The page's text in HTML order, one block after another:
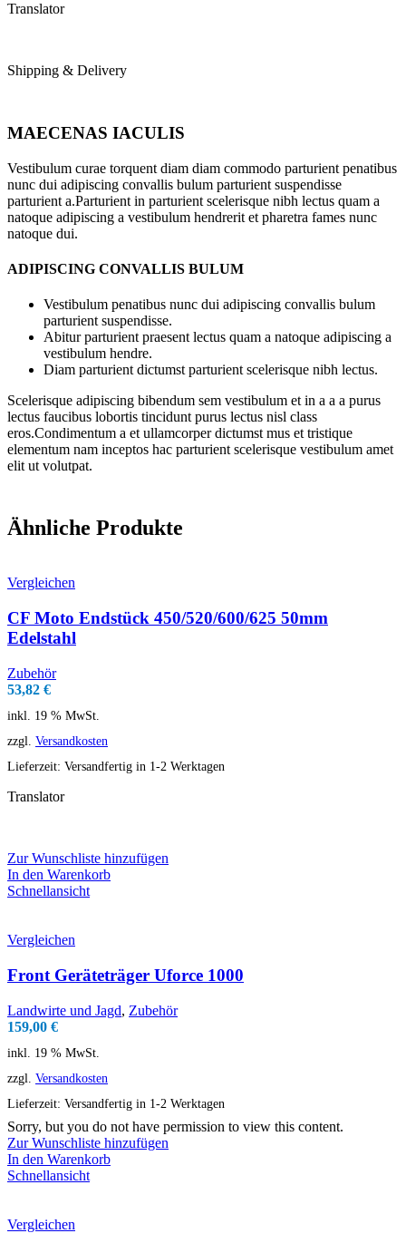
Translator
Shipping & Delivery
MAECENAS IACULIS
Vestibulum curae torquent diam diam commodo parturient penatibus
nunc dui adipiscing convallis bulum parturient suspendisse
parturient a.Parturient in parturient scelerisque nibh lectus quam a
natoque adipiscing a vestibulum hendrerit et pharetra fames nunc
natoque dui.
ADIPISCING CONVALLIS BULUM
Vestibulum penatibus nunc dui adipiscing convallis bulum
parturient suspendisse.
Abitur parturient praesent lectus quam a natoque adipiscing a
vestibulum hendre.
Diam parturient dictumst parturient scelerisque nibh lectus.
Scelerisque adipiscing bibendum sem vestibulum et in a a a purus
lectus faucibus lobortis tincidunt purus lectus nisl class
eros.Condimentum a et ullamcorper dictumst mus et tristique
elementum nam inceptos hac parturient scelerisque vestibulum amet
elit ut volutpat.
Ähnliche Produkte
Vergleichen
CF Moto Endstück 450/520/600/625 50mm
Edelstahl
Zubehör
53,82 €
inkl. 19 % MwSt.
zzgl. Versandkosten
Lieferzeit: Versandfertig in 1-2 Werktagen
Translator
Zur Wunschliste hinzufügen
In den Warenkorb
Schnellansicht
Vergleichen
Front Geräteträger Uforce 1000
Landwirte und Jagd, Zubehör
159,00 €
inkl. 19 % MwSt.
zzgl. Versandkosten
Lieferzeit: Versandfertig in 1-2 Werktagen
Sorry, but you do not have permission to view this content.
Zur Wunschliste hinzufügen
In den Warenkorb
Schnellansicht
Vergleichen